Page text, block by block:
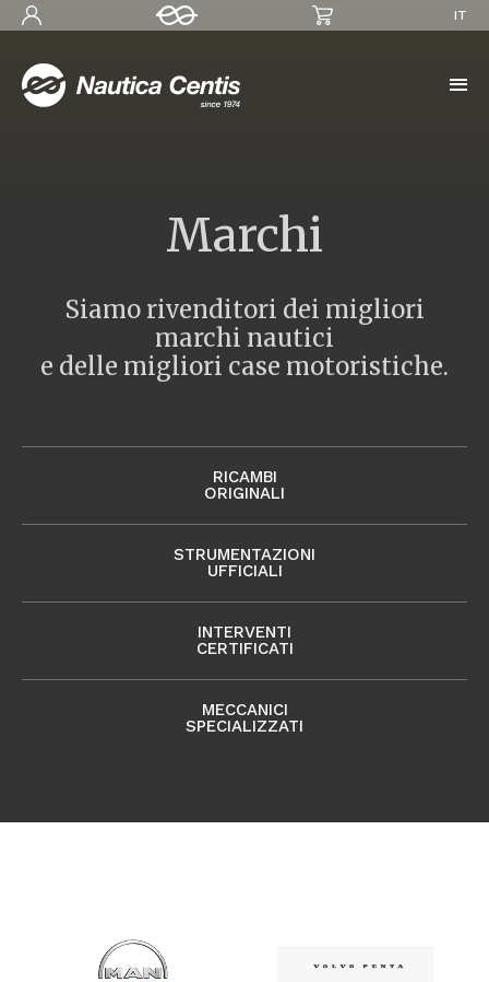
IT
Marchi
Siamo rivenditori dei migliori
marchi nautici
e delle migliori case motoristiche.
RICAMBI
ORIGINALI
STRUMENTAZIONI
UFFICIALI
INTERVENTI
CERTIFICATI
MECCANICI
SPECIALIZZATI